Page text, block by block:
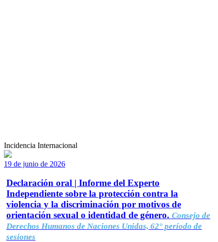
Incidencia Internacional
19 de junio de 2026
Declaración oral | Informe del Experto
Independiente sobre la protección contra la
violencia y la discriminación por motivos de
orientación sexual o identidad de género. Consejo de
Derechos Humanos de Naciones Unidas, 62° período de
sesiones